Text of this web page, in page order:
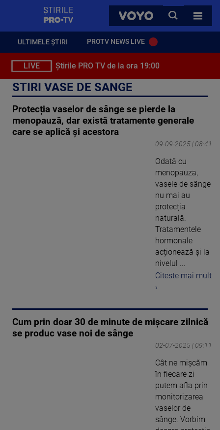
VOYO
CAUTA
TOATE
ULTIMELE ȘTIRI PROTV NEWS LIVE
LIVE Știrile PRO TV de la ora 19:00
STIRI VASE DE SANGE
Protecția vaselor de sânge se pierde la
menopauză, dar există tratamente generale
care se aplică și acestora
09-09-2025 | 08:41
Odată cu
menopauza,
vasele de sânge
nu mai au
protecția
naturală.
Tratamentele
hormonale
acționează și la
nivelul ...
Citeste mai mult
›
Cum prin doar 30 de minute de mișcare zilnică
se produc vase noi de sânge
02-07-2025 | 09:11
Cât ne mișcăm
în fiecare zi
putem afla prin
monitorizarea
vaselor de
sânge. Vorbim